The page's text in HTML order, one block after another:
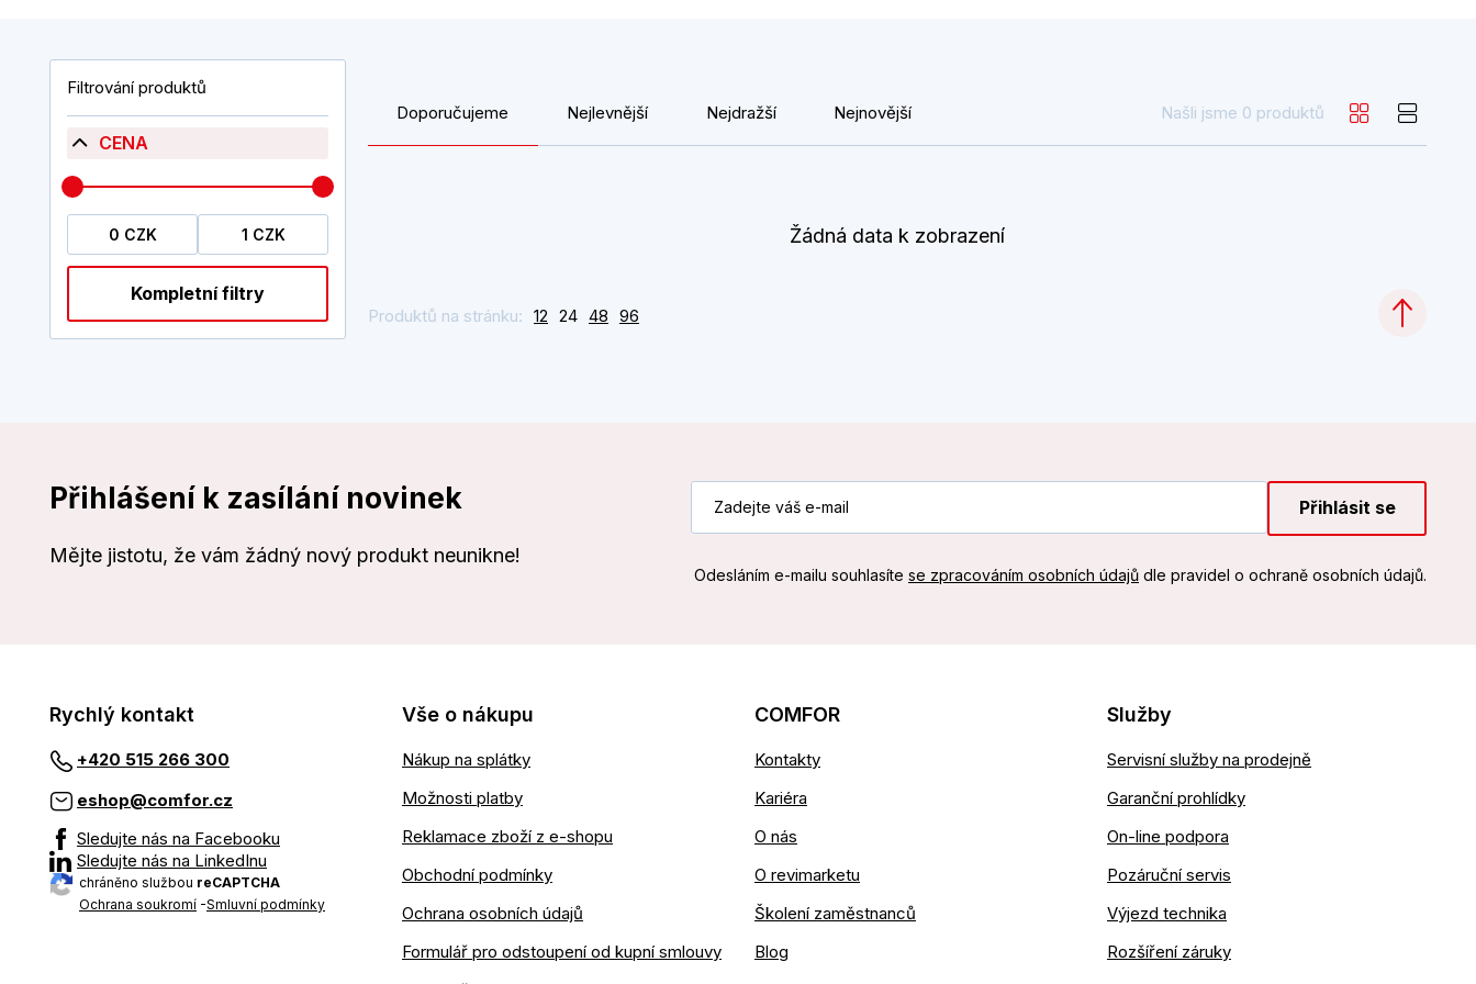
Filtrování produktů
CENA
Kompletní filtry
Doporučujeme Nejlevnější Nejdražší Nejnovější Našli jsme 0 produktů
Žádná data k zobrazení
Produktů na stránku: 12 24 48 96
Přihlášení k zasílání novinek
Mějte jistotu, že vám žádný nový produkt neunikne!
Přihlásit se
Odesláním e-mailu souhlasíte se zpracováním osobních údajůdle pravidel o ochraně osobních údajů.
Rychlý kontakt
+420 515 266 300
eshop@comfor.cz
Sledujte nás na Facebooku
Sledujte nás na LinkedInu
chráněno službou reCAPTCHA
Ochrana soukromí -Smluvní podmínky
Vše o nákupu
Nákup na splátky
Možnosti platby
Reklamace zboží z e-shopu
Obchodní podmínky
Ochrana osobních údajů
Formulář pro odstoupení od kupní smlouvy
COMFOR
Kontakty
Kariéra
O nás
O revimarketu
Školení zaměstnanců
Blog
Služby
Servisní služby na prodejně
Garanční prohlídky
On-line podpora
Pozáruční servis
Výjezd technika
Rozšíření záruky